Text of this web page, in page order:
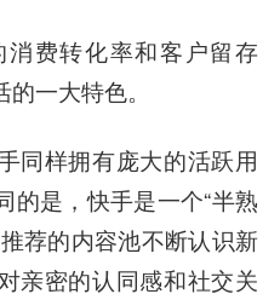
消费转化率和客户留存
一大特色。
同样拥有庞大的活跃用
的是，快手是一个“半熟
荐的内容池不断认识新
亲密的认同感和社交关